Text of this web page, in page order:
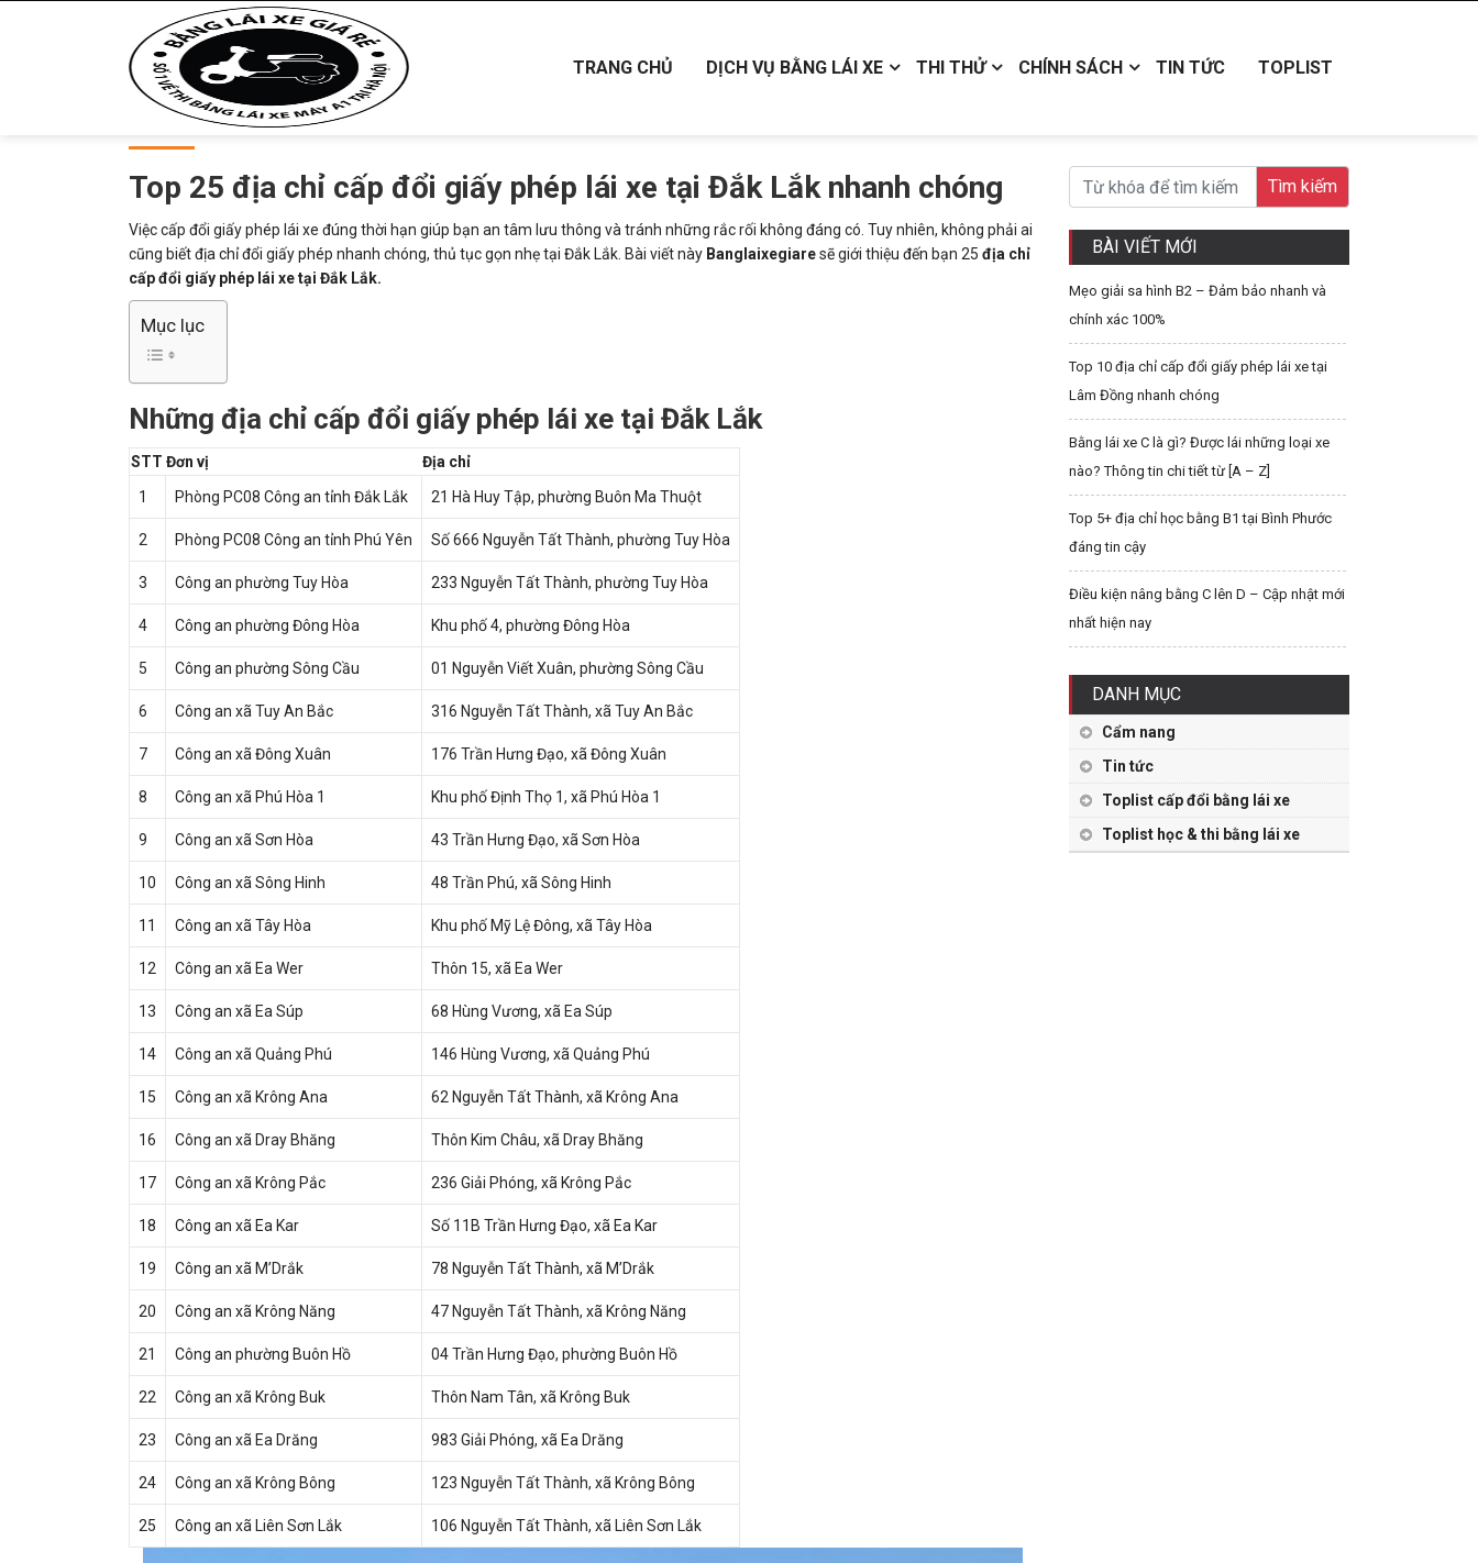
TRANG CHỦ DỊCH VỤ BẰNG LÁI XE THI THỬ CHÍNH SÁCH TIN TỨC TOPLIST
Top 25 địa chỉ cấp đổi giấy phép lái xe tại Đắk Lắk nhanh chóng
Việc cấp đổi giấy phép lái xe đúng thời hạn giúp bạn an tâm lưu thông và tránh những rắc rối không đáng có. Tuy nhiên, không phải ai
cũng biết địa chỉ đổi giấy phép nhanh chóng, thủ tục gọn nhẹ tại Đắk Lắk. Bài viết này Banglaixegiaresẽ giới thiệu đến bạn 25 địa chỉ
cấp đổi giấy phép lái xe tại Đắk Lắk.
Mục lục
Những địa chỉ cấp đổi giấy phép lái xe tại Đắk Lắk
STT Đơn vị
Địa chỉ
1
Phòng PC08 Công an tỉnh Đắk Lắk 21 Hà Huy Tập, phường Buôn Ma Thuột
2 Phòng PC08 Công an tỉnh Phú Yên Số 666 Nguyễn Tất Thành, phường Tuy Hòa
3 Công an phường Tuy Hòa 233 Nguyễn Tất Thành, phường Tuy Hòa
4 Công an phường Đông Hòa Khu phố 4, phường Đông Hòa
5 Công an phường Sông Cầu 01 Nguyễn Viết Xuân, phường Sông Cầu
6 Công an xã Tuy An Bắc 316 Nguyễn Tất Thành, xã Tuy An Bắc
7 Công an xã Đông Xuân 176 Trần Hưng Đạo, xã Đông Xuân
8 Công an xã Phú Hòa 1 Khu phố Định Thọ 1, xã Phú Hòa 1
9 Công an xã Sơn Hòa 43 Trần Hưng Đạo, xã Sơn Hòa
10 Công an xã Sông Hinh 48 Trần Phú, xã Sông Hinh
11 Công an xã Tây Hòa Khu phố Mỹ Lệ Đông, xã Tây Hòa
12 Công an xã Ea Wer Thôn 15, xã Ea Wer
13 Công an xã Ea Súp 68 Hùng Vương, xã Ea Súp
14 Công an xã Quảng Phú 146 Hùng Vương, xã Quảng Phú
15 Công an xã Krông Ana 62 Nguyễn Tất Thành, xã Krông Ana
16 Công an xã Dray Bhăng Thôn Kim Châu, xã Dray Bhăng
17 Công an xã Krông Pắc 236 Giải Phóng, xã Krông Pắc
18 Công an xã Ea Kar Số 11B Trần Hưng Đạo, xã Ea Kar
19 Công an xã M’Drắk 78 Nguyễn Tất Thành, xã M’Drắk
20 Công an xã Krông Năng 47 Nguyễn Tất Thành, xã Krông Năng
21 Công an phường Buôn Hồ 04 Trần Hưng Đạo, phường Buôn Hồ
22 Công an xã Krông Buk Thôn Nam Tân, xã Krông Buk
23 Công an xã Ea Drăng 983 Giải Phóng, xã Ea Drăng
24 Công an xã Krông Bông 123 Nguyễn Tất Thành, xã Krông Bông
25 Công an xã Liên Sơn Lắk 106 Nguyễn Tất Thành, xã Liên Sơn Lắk
BÀI VIẾT MỚI
Mẹo giải sa hình B2 – Đảm bảo nhanh và
chính xác 100%
Top 10 địa chỉ cấp đổi giấy phép lái xe tại
Lâm Đồng nhanh chóng
Bằng lái xe C là gì? Được lái những loại xe
nào? Thông tin chi tiết từ [A – Z]
Top 5+ địa chỉ học bằng B1 tại Bình Phước
đáng tin cậy
Điều kiện nâng bằng C lên D – Cập nhật mới
nhất hiện nay
DANH MỤC
Cẩm nang
Tin tức
Toplist cấp đổi bằng lái xe
Toplist học & thi bằng lái xe